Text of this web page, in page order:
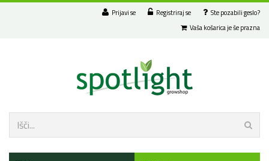
Prijavi se Registriraj se
Ste pozabili geslo?
Vaša košarica je še prazna